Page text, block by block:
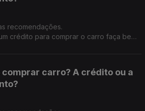
recomendações.
crédito para comprar o carro faça bem
carro? A crédito ou a